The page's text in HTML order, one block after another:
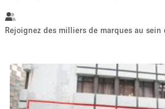
Vente au
détail
Showroom Événement
Rejoignez des milliers de marques au